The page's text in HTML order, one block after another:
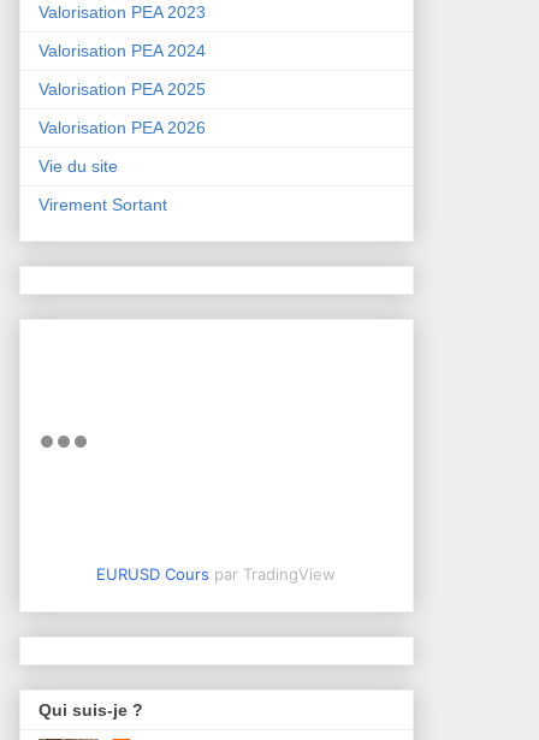
Valorisation PEA 2023
Valorisation PEA 2024
Valorisation PEA 2025
Valorisation PEA 2026
Vie du site
Virement Sortant
EURUSD Cours par TradingView
Qui suis-je ?